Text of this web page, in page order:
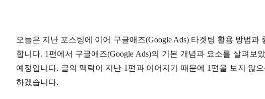
오늘은 지난 포스팅에 이어 구글애즈(Google Ads) 타겟팅 활용 방법과
합니다. 1편에서 구글애즈(Google Ads)의 기본 개념과 요소를 살펴보
예정입니다. 글의 맥락이 지난 1편과 이어지기 때문에 1편을 보지 않
하겠습니다.